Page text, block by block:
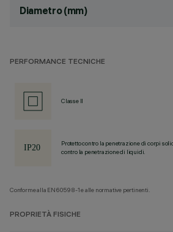
Diametro (mm)
PERFORMANCE TECNICHE
Classe II
Protetto contro la penetrazione di corpi
contro la penetrazione di liquidi.
Conforme alla EN60598-1 e alle normative pertinenti.
PROPRIETÀ FISICHE